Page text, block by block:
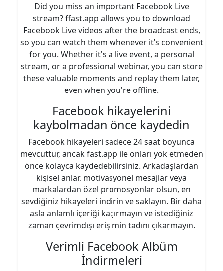
Did you miss an important Facebook Live
stream? ffast.app allows you to download
Facebook Live videos after the broadcast ends,
so you can watch them whenever it’s convenient
for you. Whether it's a live event, a personal
stream, or a professional webinar, you can store
these valuable moments and replay them later,
even when you're offline.
Facebook hikayelerini
kaybolmadan önce kaydedin
Facebook hikayeleri sadece 24 saat boyunca
mevcuttur, ancak fast.app ile onları yok etmeden
önce kolayca kaydedebilirsiniz. Arkadaşlardan
kişisel anlar, motivasyonel mesajlar veya
markalardan özel promosyonlar olsun, en
sevdiğiniz hikayeleri indirin ve saklayın. Bir daha
asla anlamlı içeriği kaçırmayın ve istediğiniz
zaman çevrimdışı erişimin tadını çıkarmayın.
Verimli Facebook Albüm
İndirmeleri